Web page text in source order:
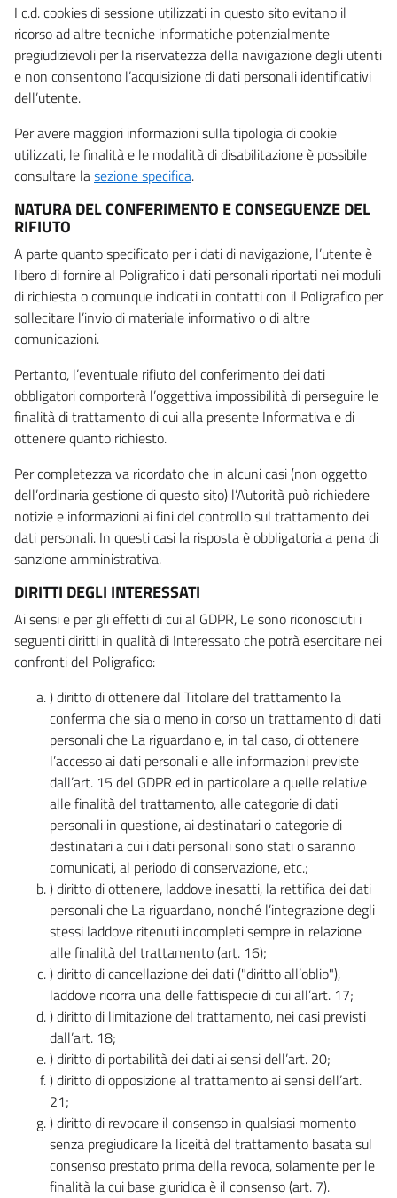
I c.d. cookies di sessione utilizzati in questo sito evitano il
ricorso ad altre tecniche informatiche potenzialmente
pregiudizievoli per la riservatezza della navigazione degli utenti
e non consentono l’acquisizione di dati personali identificativi
dell’utente.
Per avere maggiori informazioni sulla tipologia di cookie
utilizzati, le finalità e le modalità di disabilitazione è possibile
consultare lasezione specifica.
NATURA DEL CONFERIMENTO E CONSEGUENZE DEL
RIFIUTO
A parte quanto specificato per i dati di navigazione, l’utente è
libero di fornire al Poligrafico i dati personali riportati nei moduli
di richiesta o comunque indicati in contatti con il Poligrafico per
sollecitare l’invio di materiale informativo o di altre
comunicazioni.
Pertanto, l’eventuale rifiuto del conferimento dei dati
obbligatori comporterà l’oggettiva impossibilità di perseguire le
finalità di trattamento di cui alla presente Informativa e di
ottenere quanto richiesto.
Per completezza va ricordato che in alcuni casi (non oggetto
dell’ordinaria gestione di questo sito) l’Autorità può richiedere
notizie e informazioni ai fini del controllo sul trattamento dei
dati personali. In questi casi la risposta è obbligatoria a pena di
sanzione amministrativa.
DIRITTI DEGLI INTERESSATI
Ai sensi e per gli effetti di cui al GDPR, Le sono riconosciuti i
seguenti diritti in qualità di Interessato che potrà esercitare nei
confronti del Poligrafico:
) diritto di ottenere dal Titolare del trattamento la
conferma che sia o meno in corso un trattamento di dati
personali che La riguardano e, in tal caso, di ottenere
l’accesso ai dati personali e alle informazioni previste
dall’art. 15 del GDPR ed in particolare a quelle relative
alle finalità del trattamento, alle categorie di dati
personali in questione, ai destinatari o categorie di
destinatari a cui i dati personali sono stati o saranno
comunicati, al periodo di conservazione, etc.;
) diritto di ottenere, laddove inesatti, la rettifica dei dati
personali che La riguardano, nonché l’integrazione degli
stessi laddove ritenuti incompleti sempre in relazione
alle finalità del trattamento (art. 16);
) diritto di cancellazione dei dati ("diritto all’oblio"),
laddove ricorra una delle fattispecie di cui all’art. 17;
) diritto di limitazione del trattamento, nei casi previsti
dall’art. 18;
) diritto di portabilità dei dati ai sensi dell’art. 20;
) diritto di opposizione al trattamento ai sensi dell’art.
21;
) diritto di revocare il consenso in qualsiasi momento
senza pregiudicare la liceità del trattamento basata sul
consenso prestato prima della revoca, solamente per le
finalità la cui base giuridica è il consenso (art. 7).